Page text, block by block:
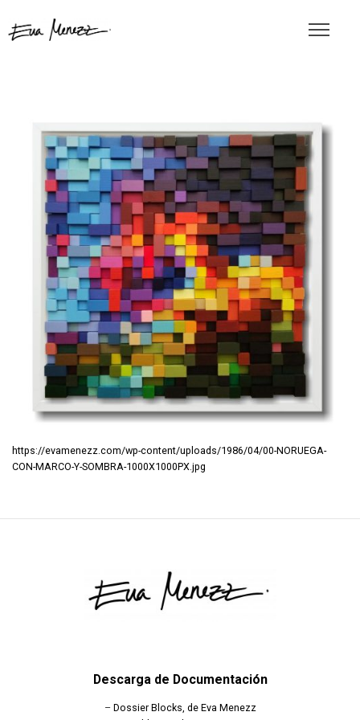
https://evamenezz.com/wp-content/uploads/1986/04/00-NORUEGA-
CON-MARCO-Y-SOMBRA-1000X1000PX.jpg
Descarga de Documentación
– Dossier Blocks, de Eva Menezz